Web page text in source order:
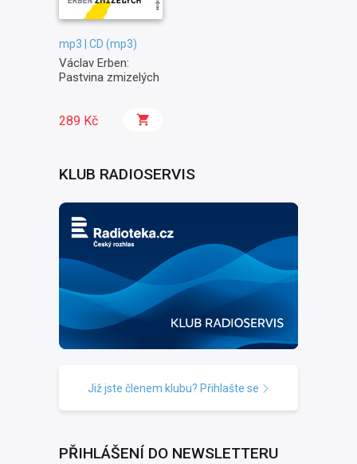
mp3 | CD (mp3)
Václav Erben:
Pastvina zmizelých
289 Kč
KLUB RADIOSERVIS
Již jste členem klubu? Přihlašte se
PŘIHLÁŠENÍ DO NEWSLETTERU